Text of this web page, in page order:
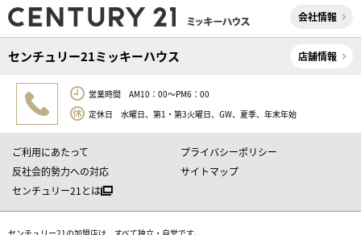
会社情報
センチュリー21ミッキーハウス 店舗情報
営業時間 AM10：00～PM6：00
定休日 水曜日、第1・第3火曜日、GW、夏季、年末年始
ご利用にあたって
プライバシーポリシー
反社会的勢力への対応
サイトマップ
センチュリー21とは